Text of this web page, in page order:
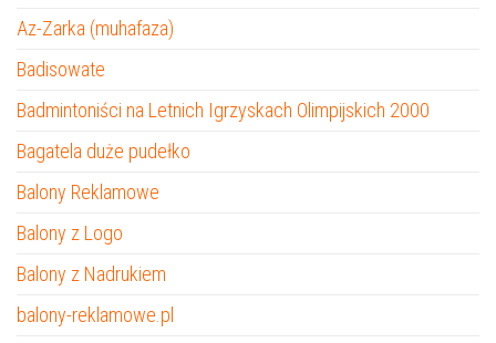
Az-Zarka (muhafaza)
Badisowate
Badmintoniści na Letnich Igrzyskach Olimpijskich 2000
Bagatela duże pudełko
Balony Reklamowe
Balony z Logo
Balony z Nadrukiem
balony-reklamowe.pl